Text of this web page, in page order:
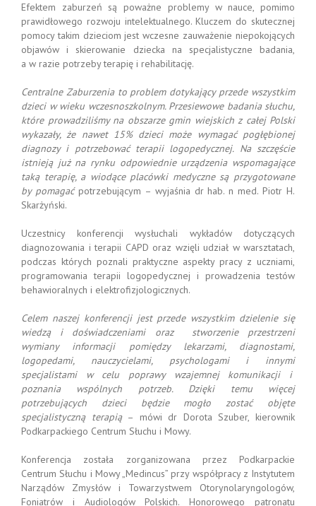
Efektem zaburzeń są poważne problemy w nauce, pomimo
prawidłowego rozwoju intelektualnego. Kluczem do skutecznej
pomocy takim dzieciom jest wczesne zauważenie niepokojących
objawów i skierowanie dziecka na specjalistyczne badania,
a w razie potrzeby terapię i rehabilitację.
Centralne Zaburzenia to problem dotykający przede wszystkim
dzieci w wieku wczesnoszkolnym. Przesiewowe badania słuchu,
które prowadziliśmy na obszarze gmin wiejskich z całej Polski
wykazały, że nawet 15% dzieci może wymagać pogłębionej
diagnozy i potrzebować terapii logopedycznej. Na szczęście
istnieją już na rynku odpowiednie urządzenia wspomagające
taką terapię, a wiodące placówki medyczne są przygotowane
by pomagać potrzebującym – wyjaśnia dr hab. n med. Piotr H.
Skarżyński.
Uczestnicy konferencji wysłuchali wykładów dotyczących
diagnozowania i terapii CAPD oraz wzięli udział w warsztatach,
podczas których poznali praktyczne aspekty pracy z uczniami,
programowania terapii logopedycznej i prowadzenia testów
behawioralnych i elektrofizjologicznych.
Celem naszej konferencji jest przede wszystkim dzielenie się
wiedzą i doświadczeniami oraz stworzenie przestrzeni
wymiany informacji pomiędzy lekarzami, diagnostami,
logopedami, nauczycielami, psychologami i innymi
specjalistami w celu poprawy wzajemnej komunikacji i
poznania wspólnych potrzeb. Dzięki temu więcej
potrzebujących dzieci będzie mogło zostać objęte
specjalistyczną terapią– mówi dr Dorota Szuber, kierownik
Podkarpackiego Centrum Słuchu i Mowy.
Konferencja została zorganizowana przez Podkarpackie
Centrum Słuchu i Mowy „Medincus” przy współpracy z Instytutem
Narządów Zmysłów i Towarzystwem Otorynolaryngologów,
Foniatrów i Audiologów Polskich. Honorowego patronatu